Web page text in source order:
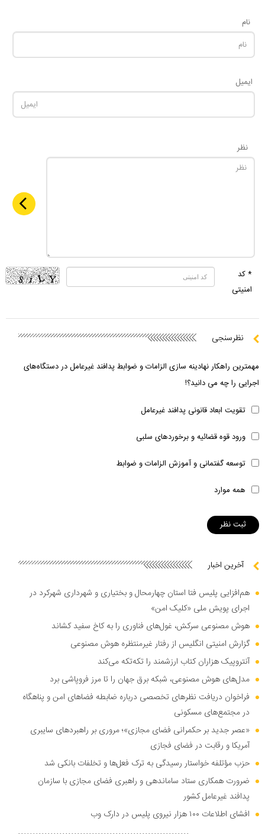
نام
ایمیل
نظر
* کد
امنیتی
نظرسنجی
مهمترین راهکار نهادینه سازی الزامات و ضوابط پدافند غیرعامل در دستگاه‌های
اجرایی را چه می دانید؟!
تقویت ابعاد قانونی پدافند غیرعامل
ورود قوه قضائیه و برخوردهای سلبی
توسعه گفتمانی و آموزش الزامات و ضوابط
همه موارد
آخرین اخبار
هم‌افزایی پلیس فتا استان چهارمحال و بختیاری و شهرداری شهرکرد در
اجرای پویش ملی «کلیک امن»
هوش مصنوعی سرکش، غول‌های فناوری را به کاخ سفید کشاند
گزارش امنیتی انگلیس از رفتار غیرمنتظره هوش مصنوعی
آنتروپیک هزاران کتاب ارزشمند را تکه‌تکه می‌کند
مدل‌های هوش مصنوعی، شبکه برق جهان را تا مرز فروپاشی برد
فراخوان دریافت نظر‌های تخصصی درباره ضابطه فضا‌های امن و پناهگاه
در مجتمع‌های مسکونی
«عصر جدید بر حکمرانی فضای مجازی»؛ مروری بر راهبرد‌های سایبری
آمریکا و رقابت در فضای فجازی
حزب مؤتلفه خواستار رسیدگی به ترک فعل‌ها و تخلفات بانکی شد
ضرورت همکاری ستاد ساماندهی و راهبری فضای مجازی با سازمان
پدافند غیرعامل کشور
افشای اطلاعات ۱۰۰ هزار نیروی پلیس در دارک وب